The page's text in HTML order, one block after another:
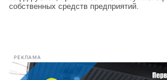
собственных средств предприятий.
РЕКЛАМА